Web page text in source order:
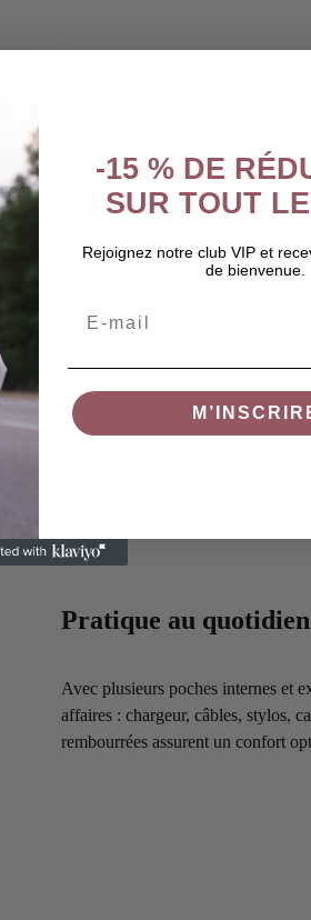
Pratique au quotidien
Avec plusieurs poches internes et
affaires : chargeur, câbles, stylos,
rembourrées assurent un confort
-15 % DE
SUR TOUT
Rejoignez notre club VIP et
de bienvenue.